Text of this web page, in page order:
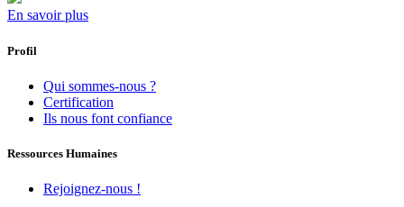
En savoir plus
Profil
Qui sommes-nous ?
Certification
Ils nous font confiance
Ressources Humaines
Rejoignez-nous !